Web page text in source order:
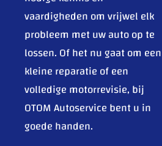
vaardigheden om vrijwel elk
probleem met uw auto op te
lossen. Of het nu gaat om een
kleine reparatie of een
volledige motorrevisie, bij
OTOM Autoservice bent u in
goede handen.